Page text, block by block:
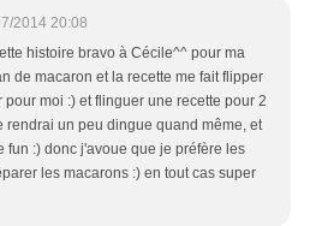
2014 20:08
histoire bravo à Cécile^^ pour ma
de macaron et la recette me fait flipper
pour moi :) et flinguer une recette pour 2
rendrai un peu dingue quand même, et
fun :) donc j'avoue que je préfère les
les macarons :) en tout cas super